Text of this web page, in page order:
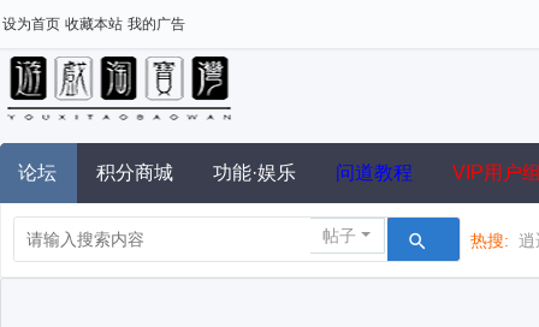
设为首页 收藏本站 我的广告
论坛 积分商城 功能·娱乐 问道教程 VIP用户
帖子 热搜: 逍